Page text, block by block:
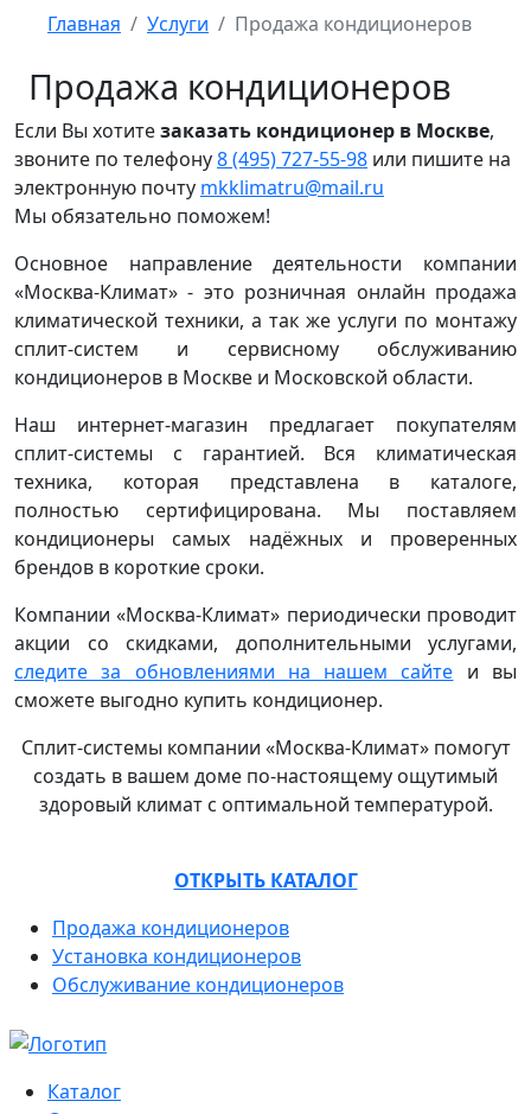
Главная Услуги Продажа кондиционеров
Продажа кондиционеров
Если Вы хотитезаказать кондиционер в Москве,
звоните по телефону8 (495) 727-55-98 или пишите на
электронную почту mkklimatru@mail.ru
Мы обязательно поможем!
Основное направление деятельности компании
«Москва-Климат» - это розничная онлайн продажа
климатической техники, а так же услуги по монтажу
сплит-систем и сервисному обслуживанию
кондиционеров в Москве и Московской области.
Наш интернет-магазин предлагает покупателям
сплит-системы с гарантией. Вся климатическая
техника, которая представлена в каталоге,
полностью сертифицирована. Мы поставляем
кондиционеры самых надёжных и проверенных
брендов в короткие сроки.
Компании «Москва-Климат» периодически проводит
акции со скидками, дополнительными услугами,
следите за обновлениями на нашем сайте и вы
сможете выгодно купить кондиционер.
Сплит-системы компании «Москва-Климат» помогут
создать в вашем доме по-настоящему ощутимый
здоровый климат с оптимальной температурой.
ОТКРЫТЬ КАТАЛОГ
Продажа кондиционеров
Установка кондиционеров
Обслуживание кондиционеров
Каталог